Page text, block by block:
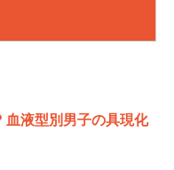
血液型別男子の具現化